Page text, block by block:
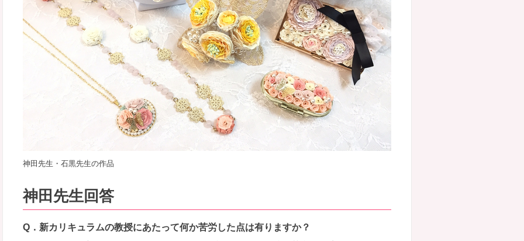
神田先生・石黒先生の作品
神田先生回答
Q．新カリキュラムの教授にあたって何か苦労した点は有りますか？